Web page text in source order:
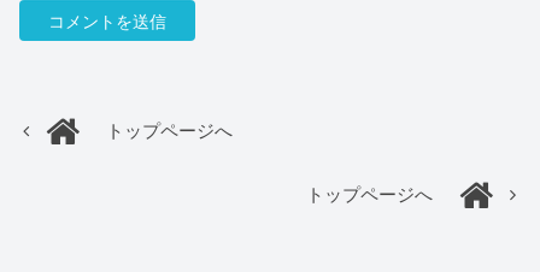
トップページへ
トップページへ